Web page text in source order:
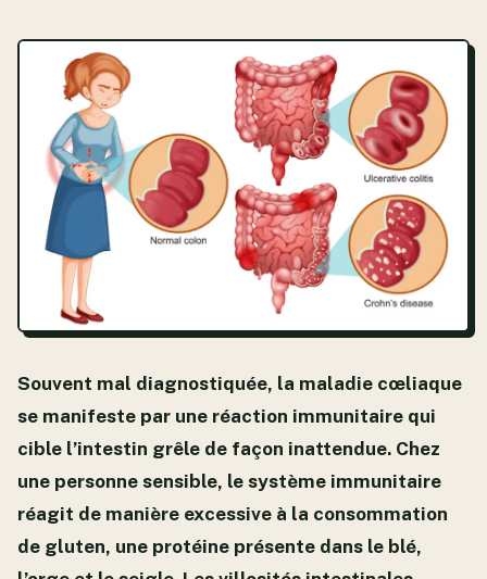
Souvent mal diagnostiquée, la maladie cœliaque
se manifeste par une réaction immunitaire qui
cible l’intestin grêle de façon inattendue. Chez
une personne sensible, le système immunitaire
réagit de manière excessive à la consommation
de gluten, une protéine présente dans le blé,